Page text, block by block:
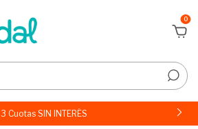
0
3 Cuotas SIN INTERÉS